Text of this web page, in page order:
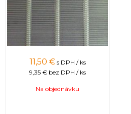
11,50 € s DPH / ks
9,35 € bez DPH / ks
Na objednávku